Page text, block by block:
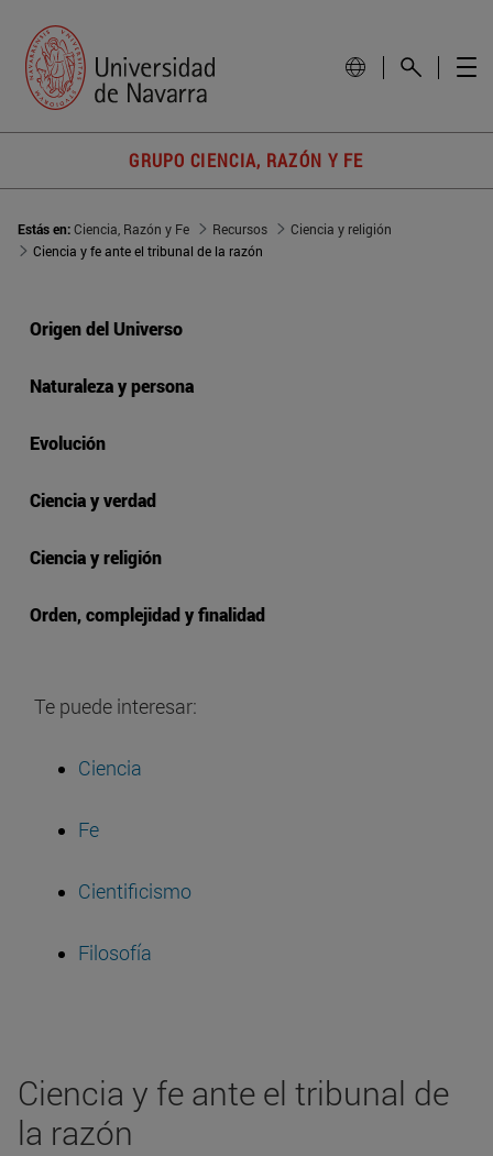
GRUPO CIENCIA, RAZÓN Y FE
Estás en:Ciencia, Razón y Fe Recursos
Ciencia y religión
Ciencia y fe ante el tribunal de la razón
Origen del Universo
Naturaleza y persona
Evolución
Ciencia y verdad
Ciencia y religión
Orden, complejidad y finalidad
Te puede interesar:
Ciencia
Fe
Cientificismo
Filosofía
Ciencia y fe ante el tribunal de
la razón